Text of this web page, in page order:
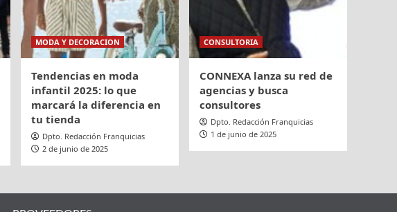
MODA Y DECORACION
Tendencias en moda
infantil 2025: lo que
marcará la diferencia en
tu tienda
Dpto. Redacción Franquicias
2 de junio de 2025
CONSULTORIA
CONNEXA lanza su red de
agencias y busca
consultores
Dpto. Redacción Franquicias
1 de junio de 2025